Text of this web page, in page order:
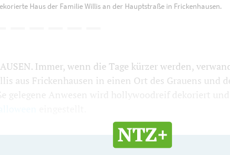
Haus der Familie Willis an der Hauptstraße in Frickenhausen.
Immer, wenn die Tage kürzer werden,
aus Frickenhausen in einen Ort des Grauens und
gelegene Anwesen wird hollywoodreif dekoriert und